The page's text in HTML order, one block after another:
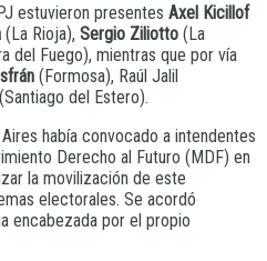
estuvieron presentes Axel Kicillof
(La Rioja), Sergio Ziliotto (La
del Fuego), mientras que por vía
(Formosa), Raúl Jalil
(Santiago del Estero).
había convocado a intendentes
Derecho al Futuro (MDF) en
la movilización de este
electorales. Se acordó
encabezada por el propio